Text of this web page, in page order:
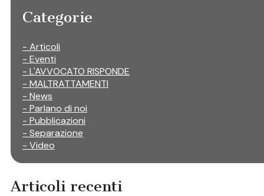
Categorie
- Articoli
- Eventi
- L'AVVOCATO RISPONDE
- MALTRATTAMENTI
- News
- Parlano di noi
- Pubblicazioni
- Separazione
- Video
Articoli recenti